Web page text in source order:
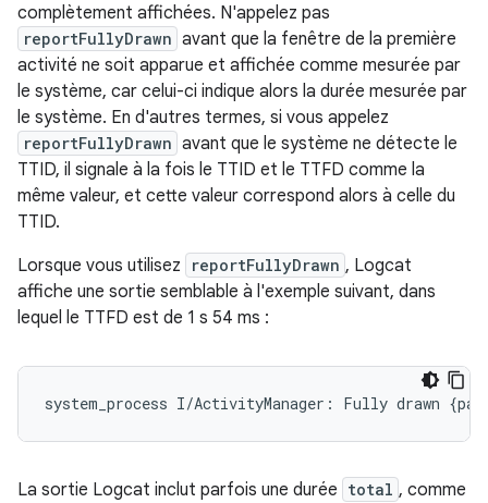
complètement affichées. N'appelez pas
reportFullyDrawn avant que la fenêtre de la première
activité ne soit apparue et affichée comme mesurée par
le système, car celui-ci indique alors la durée mesurée par
le système. En d'autres termes, si vous appelez
reportFullyDrawn avant que le système ne détecte le
TTID, il signale à la fois le TTID et le TTFD comme la
même valeur, et cette valeur correspond alors à celle du
TTID.
Lorsque vous utilisez
reportFullyDrawn , Logcat
affiche une sortie semblable à l'exemple suivant, dans
lequel le TTFD est de 1 s 54 ms :
La sortie Logcat inclut parfois une durée total , comme